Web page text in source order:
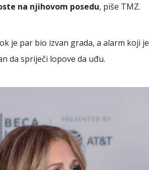
na njihovom posedu, piše TMZ.
je par bio izvan grada, a alarm koji je
da spriječi lopove da uđu.